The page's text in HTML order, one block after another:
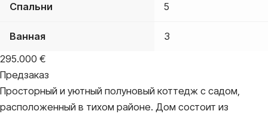
Спальни 5
Ванная
3
295.000 €
Предзаказ
Просторный и уютный полуновый коттедж с садом,
расположенный в тихом районе. Дом состоит из